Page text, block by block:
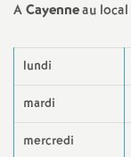
ACayenneau
lundi
mardi
mercredi